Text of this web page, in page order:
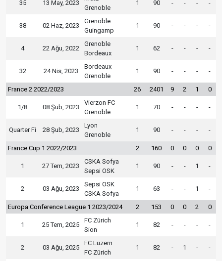
35 13 May, 2023
Grenoble
1 90 - - - -
38 02 Haz, 2023
Grenoble
Guingamp
1 90 - - - -
4 22 Ağu, 2022
Grenoble
Bordeaux
1 62 - - - -
32 24 Nis, 2023
Bordeaux
Grenoble
1 90 - - - -
France 2 2022/2023 26 2401 9 2 1 0
1/8 08 Şub, 2023
Vierzon FC
Grenoble
1 70 - - - -
Quarter Fi 28 Şub, 2023
Lyon
Grenoble
1 90 - - - -
France Cup 1 2022/2023 2 160 0 0 0 0
1 27 Tem, 2023
CSKA Sofya
Sepsi OSK
1 90 - - 1 -
2 03 Ağu, 2023
Sepsi OSK
CSKA Sofya
1 63 - - 1 -
Europa Conference League 1 2023/2024 2 153 0 0 2 0
1 25 Tem, 2025
FC Zürich
Sion
1 82 - - - -
2 03 Ağu, 2025
FC Luzern
FC Zürich
1 82 - 1 - -